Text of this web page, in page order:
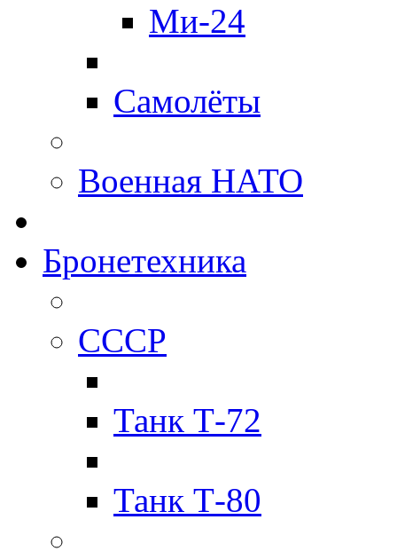
Ми-24
Самолёты
Военная НАТО
Бронетехника
СССР
Танк Т-72
Танк Т-80